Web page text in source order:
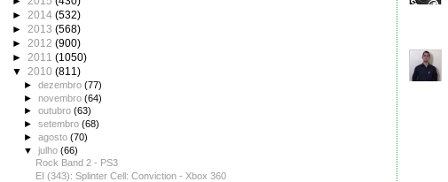
► 2014 (532)
► 2013 (568)
► 2012 (900)
► 2011 (1050)
▼ 2010 (811)
►dezembro(77)
►novembro(64)
►outubro(63)
►setembro(68)
►agosto(70)
▼julho(66)
Rock Band 2 - PS3
EI (343): Splinter Cell: Conviction - Xbox 360